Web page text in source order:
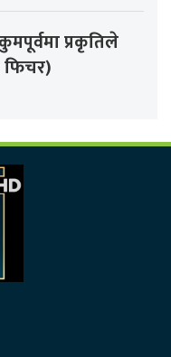
प्रकृतिले